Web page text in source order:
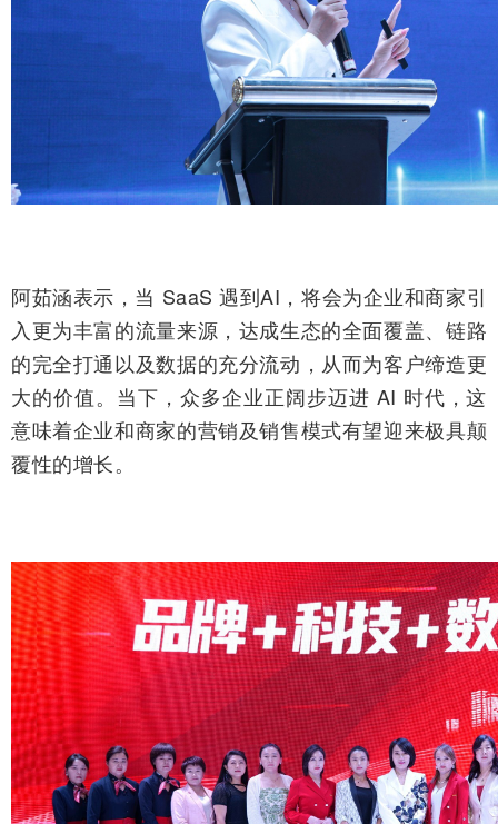
阿茹涵表示，当 SaaS 遇到AI，将会为企业和商家引
入更为丰富的流量来源，达成生态的全面覆盖、链路
的完全打通以及数据的充分流动，从而为客户缔造更
大的价值。当下，众多企业正阔步迈进 AI 时代，这
意味着企业和商家的营销及销售模式有望迎来极具颠
覆性的增长。